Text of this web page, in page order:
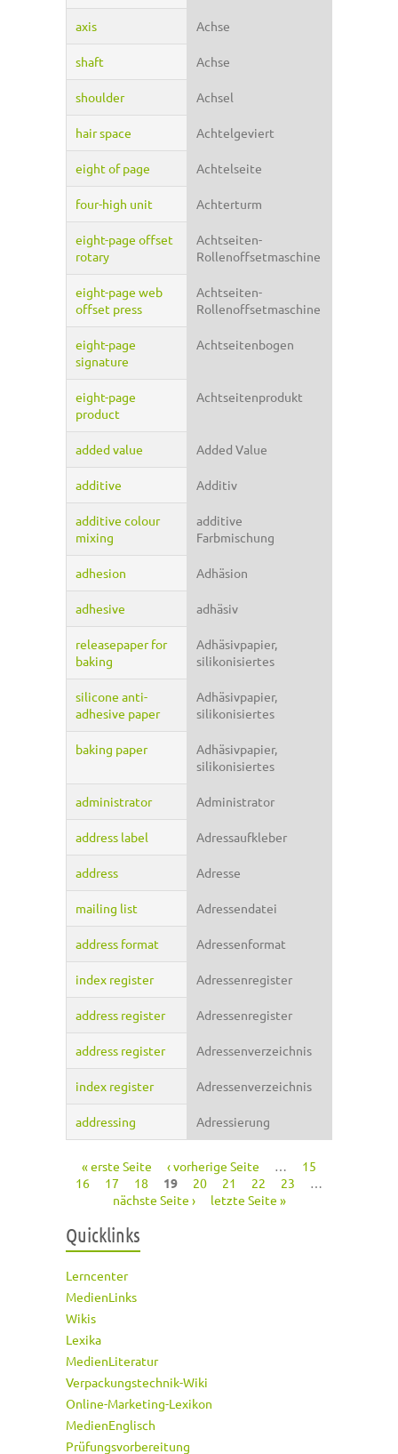
axis Achse
shaft Achse
shoulder Achsel
hair space Achtelgeviert
eight of page Achtelseite
four-high unit Achterturm
eight-page offset
rotary
Achtseiten-
Rollenoffsetmaschine
eight-page web
offset press
Achtseiten-
Rollenoffsetmaschine
eight-page
signature
Achtseitenbogen
eight-page
product
Achtseitenprodukt
added value Added Value
additive Additiv
additive colour
mixing
additive
Farbmischung
adhesion Adhäsion
adhesive adhäsiv
releasepaper for
baking
Adhäsivpapier,
silikonisiertes
silicone anti-
adhesive paper
Adhäsivpapier,
silikonisiertes
baking paper
Adhäsivpapier,
silikonisiertes
administrator Administrator
address label Adressaufkleber
address Adresse
mailing list Adressendatei
address format Adressenformat
index register Adressenregister
address register Adressenregister
address register Adressenverzeichnis
index register Adressenverzeichnis
addressing Adressierung
Seiten
« erste Seite ‹ vorherige Seite …
15
16
17 18 19 20 21 22 23
…
nächste Seite ›
letzte Seite »
Quicklinks
Lerncenter
MedienLinks
Wikis
Lexika
MedienLiteratur
Verpackungstechnik-Wiki
Online-Marketing-Lexikon
MedienEnglisch
Prüfungsvorbereitung